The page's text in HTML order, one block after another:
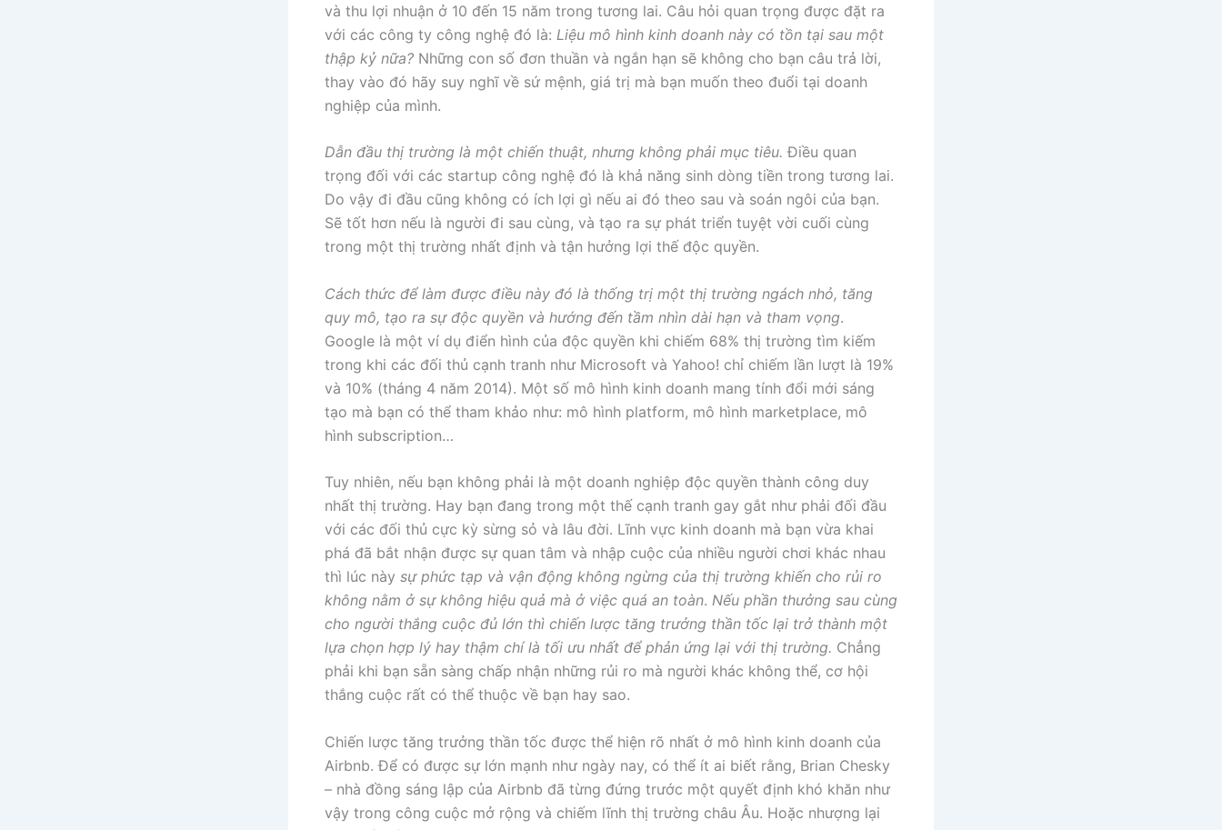
và thu lợi nhuận ở 10 đến 15 năm trong tương lai. Câu hỏi quan trọng được đặt ra
với các công ty công nghệ đó là: Liệu mô hình kinh doanh này có tồn tại sau một
thập kỷ nữa? Những con số đơn thuần và ngắn hạn sẽ không cho bạn câu trả lời,
thay vào đó hãy suy nghĩ về sứ mệnh, giá trị mà bạn muốn theo đuổi tại doanh
nghiệp của mình.
Dẫn đầu thị trường là một chiến thuật, nhưng không phải mục tiêu. Điều quan
trọng đối với các startup công nghệ đó là khả năng sinh dòng tiền trong tương lai.
Do vậy đi đầu cũng không có ích lợi gì nếu ai đó theo sau và soán ngôi của bạn.
Sẽ tốt hơn nếu là người đi sau cùng, và tạo ra sự phát triển tuyệt vời cuối cùng
trong một thị trường nhất định và tận hưởng lợi thế độc quyền.
Cách thức để làm được điều này đó là thống trị một thị trường ngách nhỏ, tăng
quy mô, tạo ra sự độc quyền và hướng đến tầm nhìn dài hạn và tham vọng.
Google là một ví dụ điển hình của độc quyền khi chiếm 68% thị trường tìm kiếm
trong khi các đối thủ cạnh tranh như Microsoft và Yahoo! chỉ chiếm lần lượt là 19%
và 10% (tháng 4 năm 2014). Một số mô hình kinh doanh mang tính đổi mới sáng
tạo mà bạn có thể tham khảo như: mô hình platform, mô hình marketplace, mô
hình subscription…
Tuy nhiên, nếu bạn không phải là một doanh nghiệp độc quyền thành công duy
nhất thị trường. Hay bạn đang trong một thế cạnh tranh gay gắt như phải đối đầu
với các đối thủ cực kỳ sừng sỏ và lâu đời. Lĩnh vực kinh doanh mà bạn vừa khai
phá đã bắt nhận được sự quan tâm và nhập cuộc của nhiều người chơi khác nhau
thì lúc này sự phức tạp và vận động không ngừng của thị trường khiến cho rủi ro
không nằm ở sự không hiệu quả mà ở việc quá an toàn. Nếu phần thưởng sau cùng
cho người thắng cuộc đủ lớn thì chiến lược tăng trưởng thần tốc lại trở thành một
lựa chọn hợp lý hay thậm chí là tối ưu nhất để phản ứng lại với thị trường. Chẳng
phải khi bạn sẵn sàng chấp nhận những rủi ro mà người khác không thể, cơ hội
thắng cuộc rất có thể thuộc về bạn hay sao.
Chiến lược tăng trưởng thần tốc được thể hiện rõ nhất ở mô hình kinh doanh của
Airbnb. Để có được sự lớn mạnh như ngày nay, có thể ít ai biết rằng, Brian Chesky
– nhà đồng sáng lập của Airbnb đã từng đứng trước một quyết định khó khăn như
vậy trong công cuộc mở rộng và chiếm lĩnh thị trường châu Âu. Hoặc nhượng lại